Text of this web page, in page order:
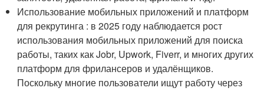
Использование мобильных приложений и платформ
для рекрутинга : в 2025 году наблюдается рост
использования мобильных приложений для поиска
работы, таких как Jobr, Upwork, Fiverr, и многих других
платформ для фрилансеров и удалёнщиков.
Поскольку многие пользователи ищут работу через